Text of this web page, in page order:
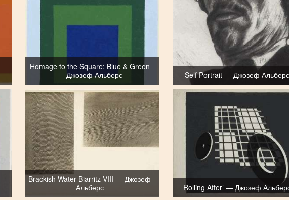
Homage to the Square: Blue & Green
— Джозеф Альберс
Self Portrait — Джозеф
Brackish Water Biarritz VIII — Джозеф
Альберс
Rolling After’ — Джозеф